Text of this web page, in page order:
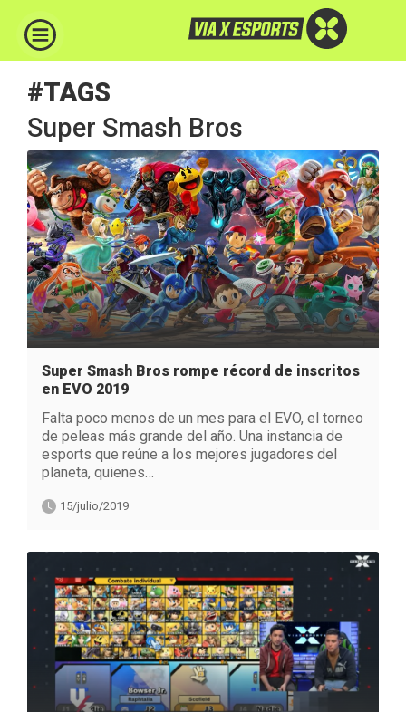
#TAGS
Super Smash Bros
Super Smash Bros rompe récord de inscritos
en EVO 2019
Falta poco menos de un mes para el EVO, el torneo
de peleas más grande del año. Una instancia de
esports que reúne a los mejores jugadores del
planeta, quienes…
15/julio/2019